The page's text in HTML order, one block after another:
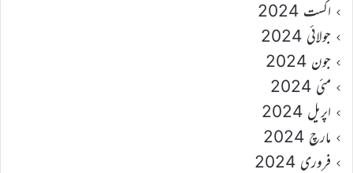
اگست 2024
جولائی 2024
جون 2024
مئی 2024
اپریل 2024
مارچ 2024
فروری 2024